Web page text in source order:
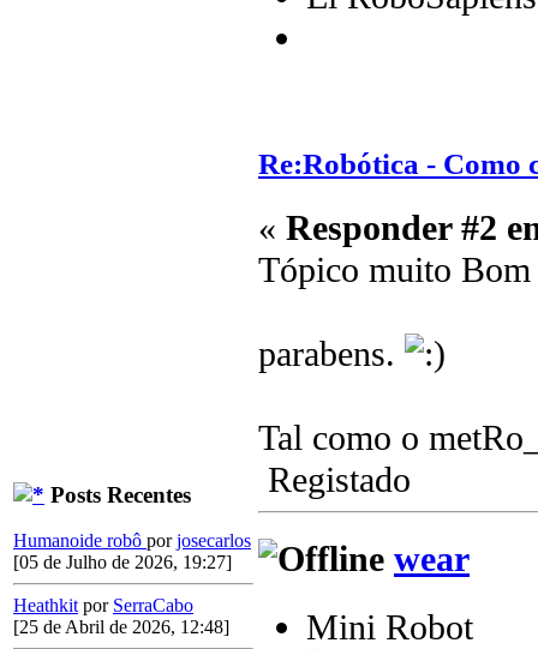
Posts Recentes
Humanoide robô porjosecarlos
[05 de Julho de 2026, 19:27]
Heathkit por SerraCabo
[25 de Abril de 2026, 12:48]
Re:Robótica - Como
« Responder #2
Tópico muito
parabens.
Tal como o
Registado
wear
Mini Robot